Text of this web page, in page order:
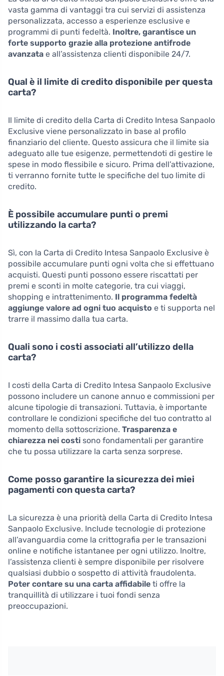
vasta gamma di vantaggi tra cui servizi di assistenza
personalizzata, accesso a esperienze esclusive e
programmi di punti fedeltà. Inoltre, garantisce un
forte supporto grazie alla protezione antifrode
avanzata e all’assistenza clienti disponibile 24/7.
Qual è il limite di credito disponibile per questa
carta?
Il limite di credito della Carta di Credito Intesa Sanpaolo
Exclusive viene personalizzato in base al profilo
finanziario del cliente. Questo assicura che il limite sia
adeguato alle tue esigenze, permettendoti di gestire le
spese in modo flessibile e sicuro. Prima dell’attivazione,
ti verranno fornite tutte le specifiche del tuo limite di
credito.
È possibile accumulare punti o premi
utilizzando la carta?
Sì, con la Carta di Credito Intesa Sanpaolo Exclusive è
possibile accumulare punti ogni volta che si effettuano
acquisti. Questi punti possono essere riscattati per
premi e sconti in molte categorie, tra cui viaggi,
shopping e intrattenimento. Il programma fedeltà
aggiunge valore ad ogni tuo acquisto e ti supporta nel
trarre il massimo dalla tua carta.
Quali sono i costi associati all’utilizzo della
carta?
I costi della Carta di Credito Intesa Sanpaolo Exclusive
possono includere un canone annuo e commissioni per
alcune tipologie di transazioni. Tuttavia, è importante
controllare le condizioni specifiche del tuo contratto al
momento della sottoscrizione. Trasparenza e
chiarezza nei costi sono fondamentali per garantire
che tu possa utilizzare la carta senza sorprese.
Come posso garantire la sicurezza dei miei
pagamenti con questa carta?
La sicurezza è una priorità della Carta di Credito Intesa
Sanpaolo Exclusive. Include tecnologie di protezione
all’avanguardia come la crittografia per le transazioni
online e notifiche istantanee per ogni utilizzo. Inoltre,
l’assistenza clienti è sempre disponibile per risolvere
qualsiasi dubbio o sospetto di attività fraudolenta.
Poter contare su una carta affidabile ti offre la
tranquillità di utilizzare i tuoi fondi senza
preoccupazioni.